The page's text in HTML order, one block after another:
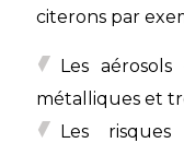
citerons par
Les aérosols
métalliques et
Les